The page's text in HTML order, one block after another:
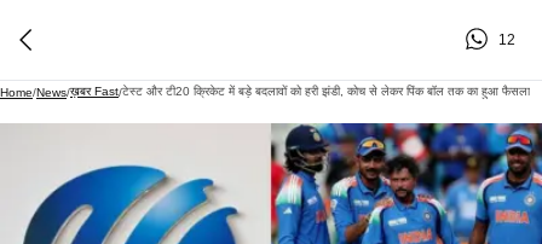
12
Home/News/ख़बर Fast/टेस्ट और टी20 क्रिकेट में बड़े बदलावों को हरी झंडी, कोच से लेकर पिंक बॉल तक का हुआ फैसला